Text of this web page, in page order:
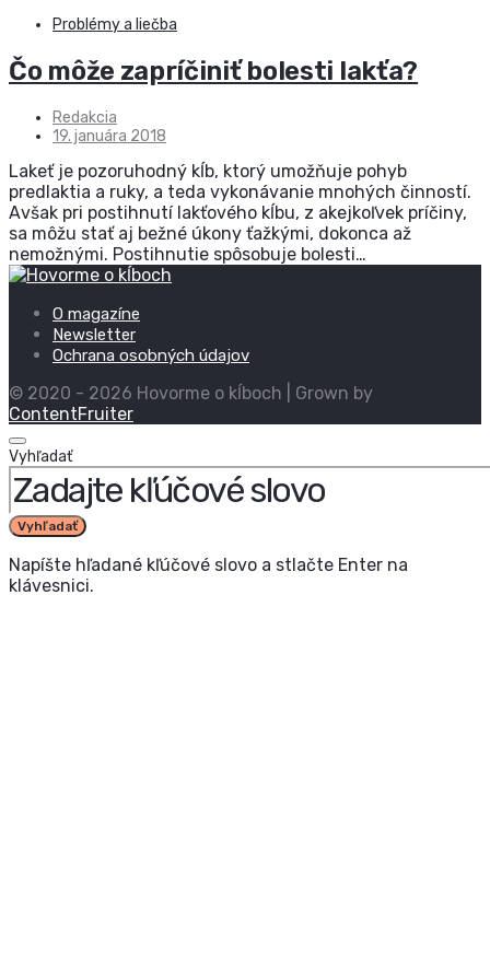
Problémy a liečba
Čo môže zapríčiniť bolesti lakťa?
Redakcia
19. januára 2018
Lakeť je pozoruhodný kĺb, ktorý umožňuje pohyb
predlaktia a ruky, a teda vykonávanie mnohých činností.
Avšak pri postihnutí lakťového kĺbu, z akejkoľvek príčiny,
sa môžu stať aj bežné úkony ťažkými, dokonca až
nemožnými. Postihnutie spôsobuje bolesti…
O magazíne
Newsletter
Ochrana osobných údajov
© 2020 - 2026 Hovorme o kĺboch | Grown by
ContentFruiter
Vyhľadať
Vyhľadať
Napíšte hľadané kľúčové slovo a stlačte Enter na
klávesnici.